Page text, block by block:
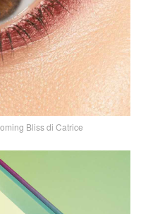
Bliss di Catrice